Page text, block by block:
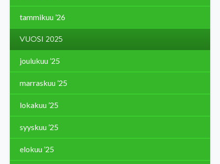
tammikuu ’26
VUOSI 2025
joulukuu ’25
marraskuu ’25
lokakuu ’25
syyskuu ’25
elokuu ’25